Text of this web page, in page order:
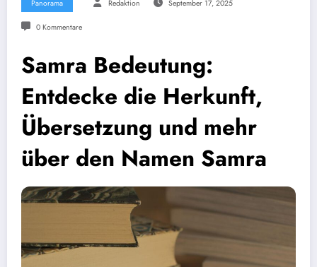
Panorama Redaktion September 17, 2025
0 Kommentare
Samra Bedeutung:
Entdecke die Herkunft,
Übersetzung und mehr
über den Namen Samra